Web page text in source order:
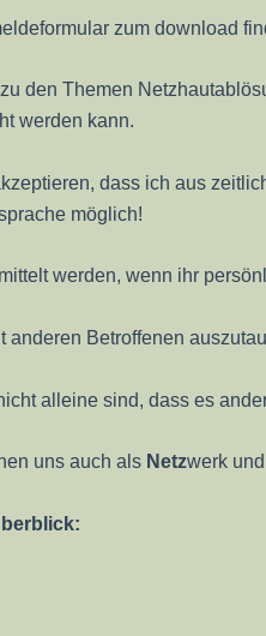
zum download
den Themen
werden kann.
dass ich aus
möglich!
werden, wenn ihr
anderen Betroffenen
alleine sind, dass es
uns auch als Netzwerk und